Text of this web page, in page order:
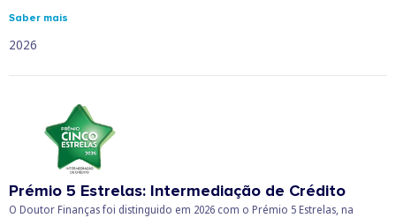
Saber mais
2026
Prémio 5 Estrelas: Intermediação de Crédito
O Doutor Finanças foi distinguido em 2026 com o Prémio 5 Estrelas, na